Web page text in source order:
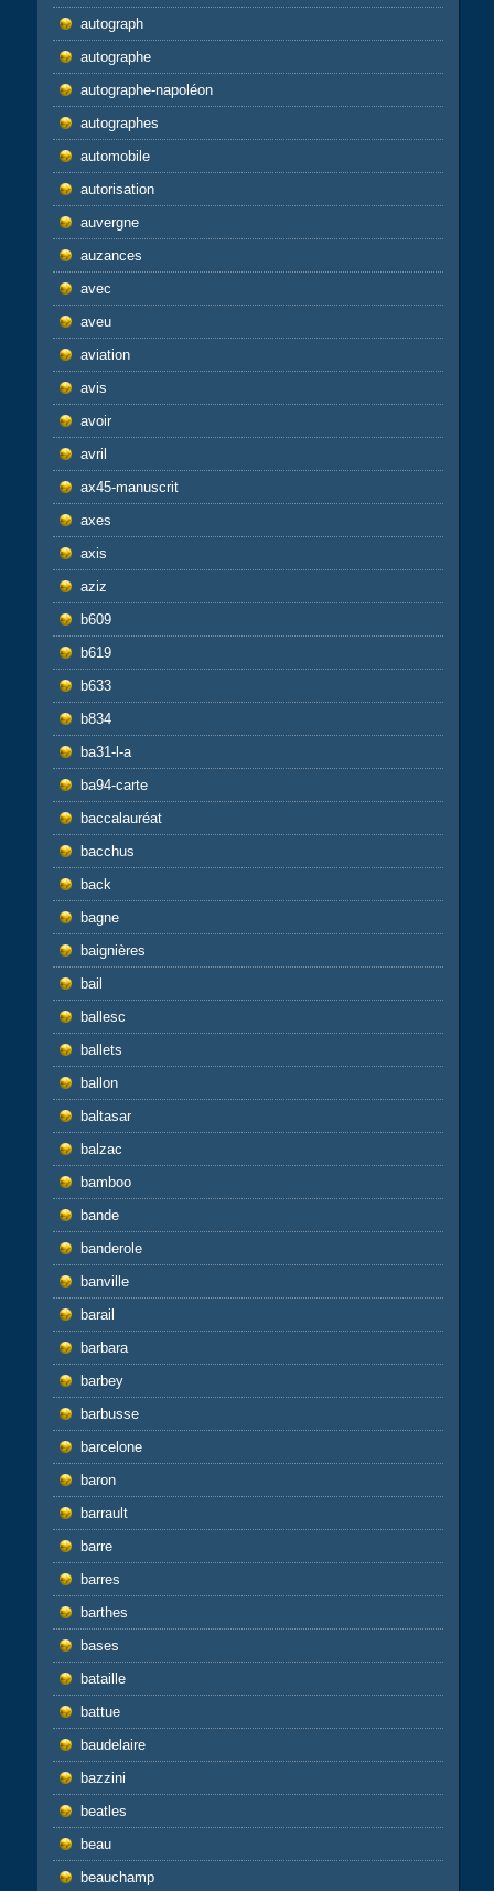
autograph
autographe
autographe-napoléon
autographes
automobile
autorisation
auvergne
auzances
avec
aveu
aviation
avis
avoir
avril
ax45-manuscrit
axes
axis
aziz
b609
b619
b633
b834
ba31-l-a
ba94-carte
baccalauréat
bacchus
back
bagne
baignières
bail
ballesc
ballets
ballon
baltasar
balzac
bamboo
bande
banderole
banville
barail
barbara
barbey
barbusse
barcelone
baron
barrault
barre
barres
barthes
bases
bataille
battue
baudelaire
bazzini
beatles
beau
beauchamp